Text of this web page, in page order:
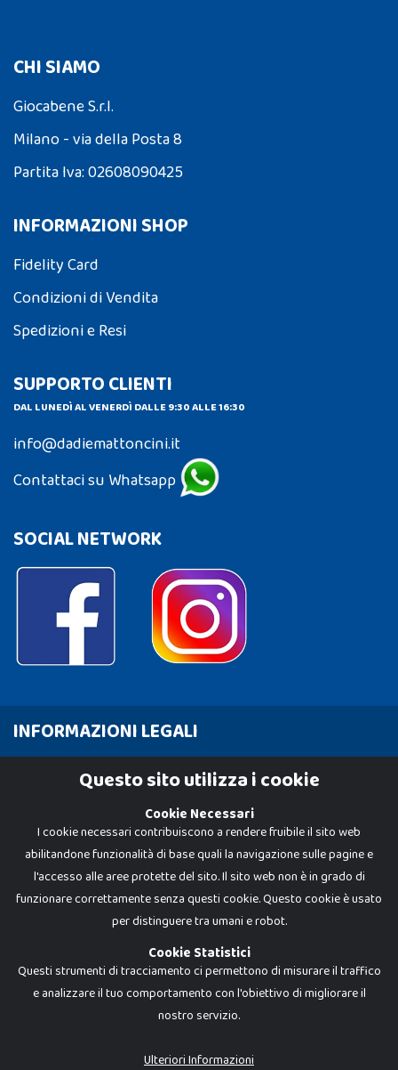
CHI SIAMO
Giocabene S.r.l.
Milano - via della Posta 8
Partita Iva: 02608090425
INFORMAZIONI SHOP
Fidelity Card
Condizioni di Vendita
Spedizioni e Resi
SUPPORTO CLIENTI
DAL LUNEDÌ AL VENERDÌ DALLE 9:30 ALLE 16:30
info@dadiemattoncini.it
Contattaci su Whatsapp
SOCIAL NETWORK
INFORMAZIONI LEGALI
Cookie Policy
Dadi e Mattoncini è un brand di Giocabene Srl. Ogni riproduzione o utilizzo non
I prezzi e le promozioni pubblicate potrebbero differire da quanto esposto in
Questo sito utilizza i cookie
Cookie Necessari
I cookie necessari contribuiscono a rendere fruibile il sito web
abilitandone funzionalità di base quali la navigazione sulle pagine e
l'accesso alle aree protette del sito. Il sito web non è in grado di
funzionare correttamente senza questi cookie. Questo cookie è usato
per distinguere tra umani e robot.
Cookie Statistici
Questi strumenti di tracciamento ci permettono di misurare il traffico
e analizzare il tuo comportamento con l'obiettivo di migliorare il
nostro servizio.
Ulteriori Informazioni